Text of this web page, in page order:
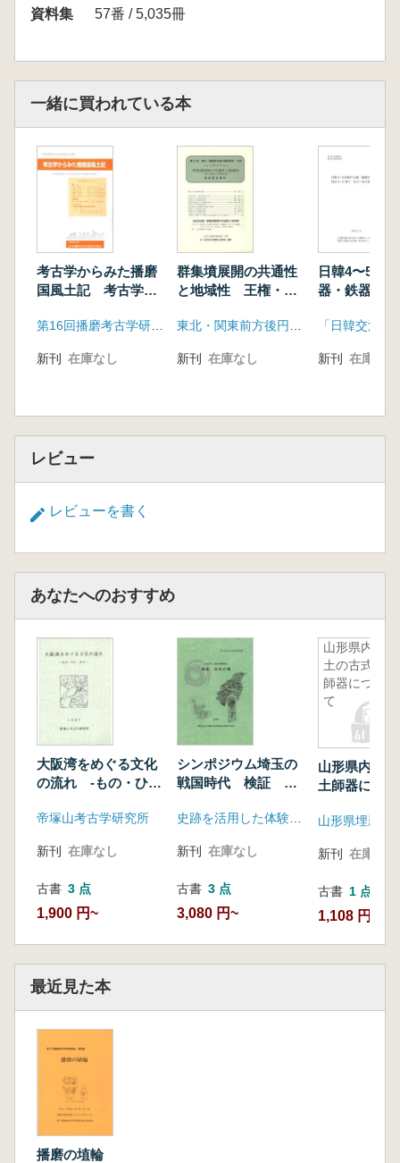
森 幸三 北播磨の埴輪
【資料集成】
播磨の埴輪資料集成 ※約230ページ
資料集
57番 / 5,035冊
一緒に買われている本
考古学からみた播磨
国風土記 考古学が
伝記された播磨の古第16回播磨考古学研究集会実行委員会
新刊 在庫なし
群集墳展開の共通性
と地域性 王権・地
者
東北・関東前方後円墳研究会
新刊 在庫なし
日韓4〜5世
器・鉄器生
新刊 在庫なし
レビュー
レビューを書く
あなたへのおすすめ
大阪湾をめぐる文化
の流れ -もの・ひ
帝塚山考古学研究所
新刊 在庫なし
古書 3 点
1,900 円~
シンポジウム埼玉の
戦国時代 検証 比
新刊 在庫なし
古書 3 点
3,080 円~
山形県内出
土の古式土
師器につい
て
山形県内出
土師器につ
新刊 在庫なし
古書 1 点
1,108 円
最近見た本
播磨の埴輪